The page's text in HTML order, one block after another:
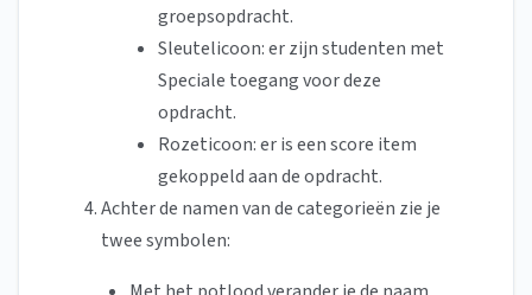
groepsopdracht.
Sleutelicoon: er zijn studenten met
Speciale toegang voor deze
opdracht.
Rozeticoon: er is een score item
gekoppeld aan de opdracht.
Achter de namen van de categorieën zie je
twee symbolen: